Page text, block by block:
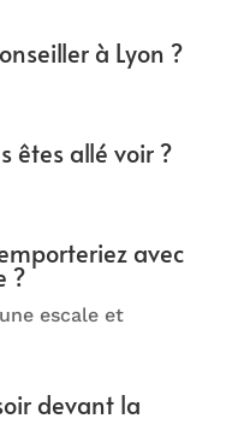
à Lyon ?
êtes allé voir ?
avec
?
escale et
devant la